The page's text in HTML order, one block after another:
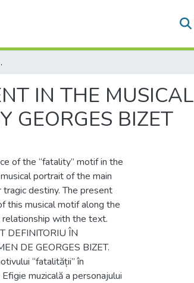
BY GEORGES BIZET
IN THE MUSICAL
GEORGES BIZET
of the “fatality” motif in the
portrait of the main
destiny. The present
this musical motif along the
with the text.
DEFINITORIU ÎN
DE GEORGES BIZET.
“fatalității” în
muzicală a personajului